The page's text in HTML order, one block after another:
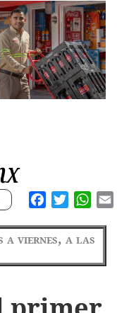
Facebook
Twitter
a viernes, a las